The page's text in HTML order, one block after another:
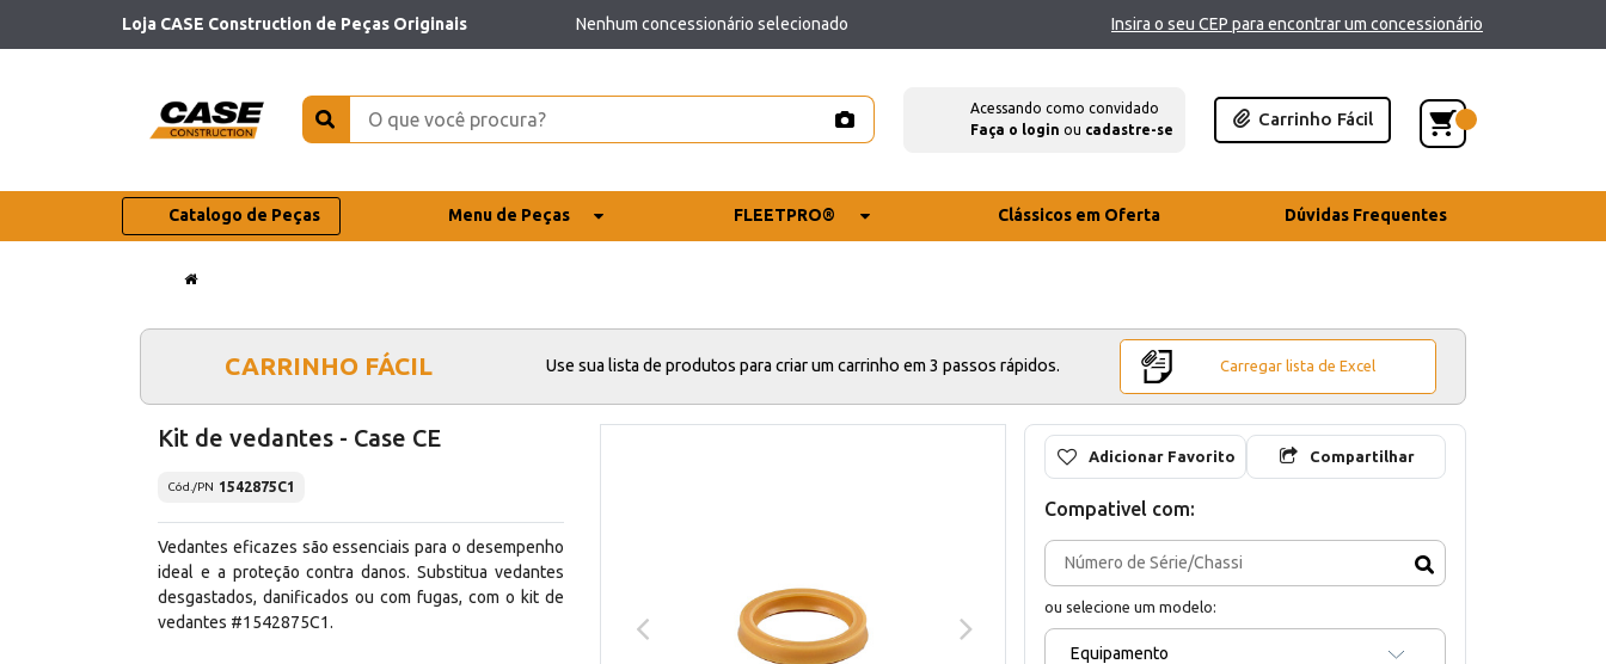
Loja CASE Construction de Peças Originais Nenhum concessionário selecionado Insira o seu CEP para encontrar um concessionário
Acessando como convidado
Faça o login ou cadastre-se
Carrinho Fácil
Catalogo de Peças Menu de Peças FLEETPRO® Clássicos em Oferta Dúvidas Frequentes
CARRINHO FÁCIL Use sua lista de produtos para criar um carrinho em 3 passos rápidos. Carregar lista de Excel
Kit de vedantes - Case CE
Cód./PN 1542875C1
Vedantes eficazes são essenciais para o desempenho
ideal e a proteção contra danos. Substitua vedantes
desgastados, danificados ou com fugas, com o kit de
vedantes #1542875C1.
Adicionar Favorito Compartilhar
Compativel com:
ou selecione um modelo:
Equipamento